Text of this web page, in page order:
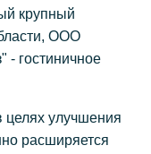
крупный
ООО
гостиничное
улучшения
расширяется